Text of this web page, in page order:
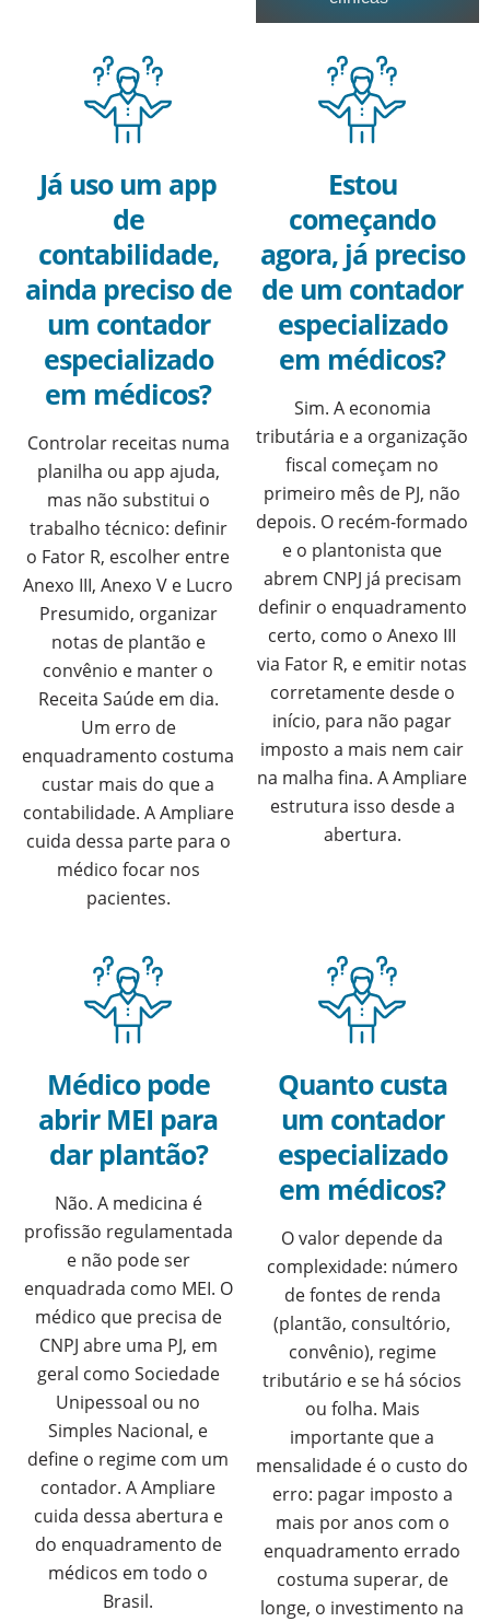
Já uso um app
de
contabilidade,
ainda preciso de
um contador
especializado
em médicos?
Controlar receitas numa
planilha ou app ajuda,
mas não substitui o
trabalho técnico: definir
o Fator R, escolher entre
Anexo III, Anexo V e Lucro
Presumido, organizar
notas de plantão e
convênio e manter o
Receita Saúde em dia.
Um erro de
enquadramento costuma
custar mais do que a
contabilidade. A Ampliare
cuida dessa parte para o
médico focar nos
pacientes.
Estou
começando
agora, já preciso
de um contador
especializado
em médicos?
Sim. A economia
tributária e a organização
fiscal começam no
primeiro mês de PJ, não
depois. O recém-formado
e o plantonista que
abrem CNPJ já precisam
definir o enquadramento
certo, como o Anexo III
via Fator R, e emitir notas
corretamente desde o
início, para não pagar
imposto a mais nem cair
na malha fina. A Ampliare
estrutura isso desde a
abertura.
Médico pode
abrir MEI para
dar plantão?
Não. A medicina é
profissão regulamentada
e não pode ser
enquadrada como MEI. O
médico que precisa de
CNPJ abre uma PJ, em
geral como Sociedade
Unipessoal ou no
Simples Nacional, e
define o regime com um
contador. A Ampliare
cuida dessa abertura e
do enquadramento de
médicos em todo o
Brasil.
Quanto custa
um contador
especializado
em médicos?
O valor depende da
complexidade: número
de fontes de renda
(plantão, consultório,
convênio), regime
tributário e se há sócios
ou folha. Mais
importante que a
mensalidade é o custo do
erro: pagar imposto a
mais por anos com o
enquadramento errado
costuma superar, de
longe, o investimento na